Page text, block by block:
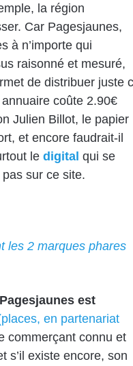
la région
Car Pagesjaunes,
à n’importe qui
raisonné et mesuré,
de distribuer juste
coûte 2.90€
Julien Billot, le papier
et encore faudrait-il
le digital qui se
sur ce site.
les 2 marques phares
est
en partenariat
commerçant connu et
s’il existe encore, son